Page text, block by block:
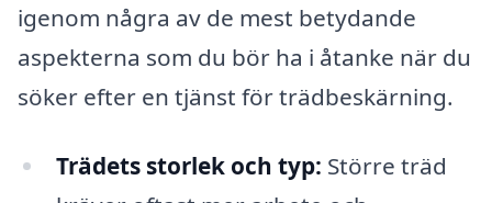
igenom några av de mest betydande
aspekterna som du bör ha i åtanke när du
söker efter en tjänst för trädbeskärning.
Trädets storlek och typ: Större träd